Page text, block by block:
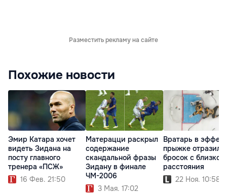
Разместить рекламу на сайте
Похожие новости
Эмир Катара хочет
видеть Зидана на
посту главного
тренера «ПСЖ»
16 Фев. 21:50
Матерацци раскрыл
содержание
скандальной фразы
Зидану в финале
ЧМ-2006
3 Мая. 17:02
Вратарь в
прыжке отразил
бросок с близкого
расстояния
22 Ноя. 10:58